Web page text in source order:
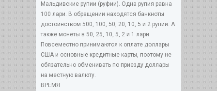
Мальдивские рупии (руфии). Одна рупия равна
100 лари. В обращении находятся банкноты
достоинством 500, 100, 50, 20, 10, 5 и 2 рупии. А
также монеты в 50, 25, 10, 5, 2 и 1 лари.
Повсеместно принимаются к оплате доллары
США и основные кредитные карты, поэтому не
обязательно обменивать по приезду доллары
на местную валюту.
ВРЕМЯ